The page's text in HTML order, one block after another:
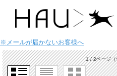
※メールが届かないお客様へ
1 / 2ページ（